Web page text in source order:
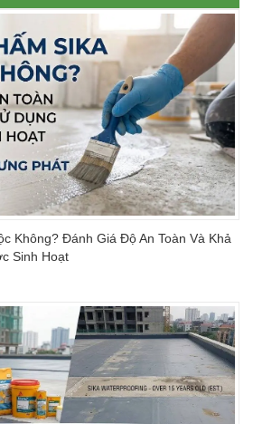
Không? Đánh Giá Độ An Toàn Và Khả
Sinh Hoạt